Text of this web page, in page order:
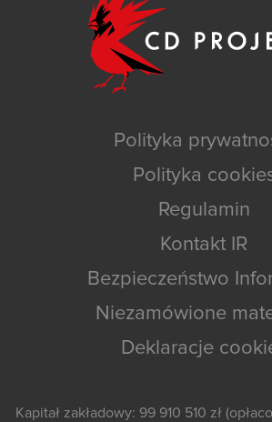
Polityka
Polityka
Regulamin
Kontakt IR
Bezpieczeństwo
Niezamówione
Deklaracje
Kapitał zakładowy: 99 910 510 zł